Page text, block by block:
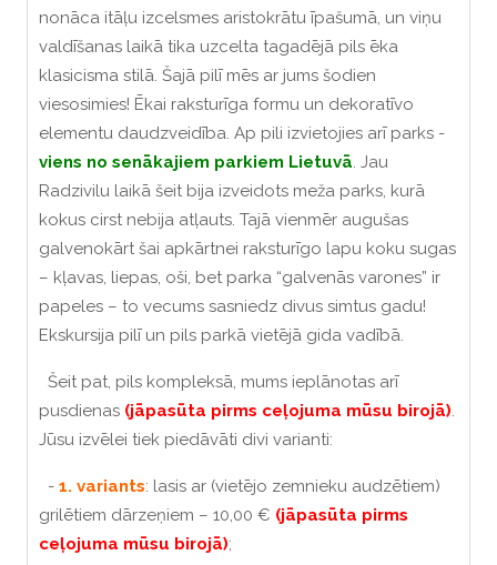
nonāca itāļu izcelsmes aristokrātu īpašumā, un viņu
valdīšanas laikā tika uzcelta tagadējā pils ēka
klasicisma stilā. Šajā pilī mēs ar jums šodien
viesosimies! Ēkai raksturīga formu un dekoratīvo
elementu daudzveidība. Ap pili izvietojies arī parks -
viens no senākajiem parkiem Lietuvā. Jau
Radzivilu laikā šeit bija izveidots meža parks, kurā
kokus cirst nebija atļauts. Tajā vienmēr augušas
galvenokārt šai apkārtnei raksturīgo lapu koku sugas
– kļavas, liepas, oši, bet parka “galvenās varones” ir
papeles – to vecums sasniedz divus simtus gadu!
Ekskursija pilī un pils parkā vietējā gida vadībā.
Šeit pat, pils kompleksā, mums ieplānotas arī
pusdienas (jāpasūta pirms ceļojuma mūsu birojā).
Jūsu izvēlei tiek piedāvāti divi varianti:
- 1. variants: lasis ar (vietējo zemnieku audzētiem)
grilētiem dārzeņiem – 10,00 € (jāpasūta pirms
ceļojuma mūsu birojā);